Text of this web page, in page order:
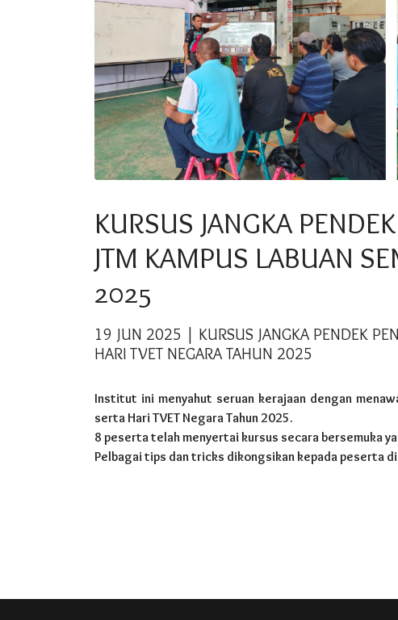
KURSUS JANGKA
JTM KAMPUS LABUAN
2025
19 JUN 2025 | KURSUS JANGKA PENDEK
HARI TVET NEGARA TAHUN 2025
Institut ini menyahut seruan kerajaan dengan
serta Hari TVET Negara Tahun 2025.
8 peserta telah menyertai kursus secara bersemuka
Pelbagai tips dan tricks dikongsikan kepada peserta